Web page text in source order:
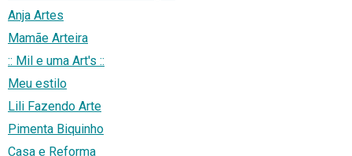
Anja Artes
Mamãe Arteira
:: Mil e uma Art's ::
Meu estilo
Lili Fazendo Arte
Pimenta Biquinho
Casa e Reforma